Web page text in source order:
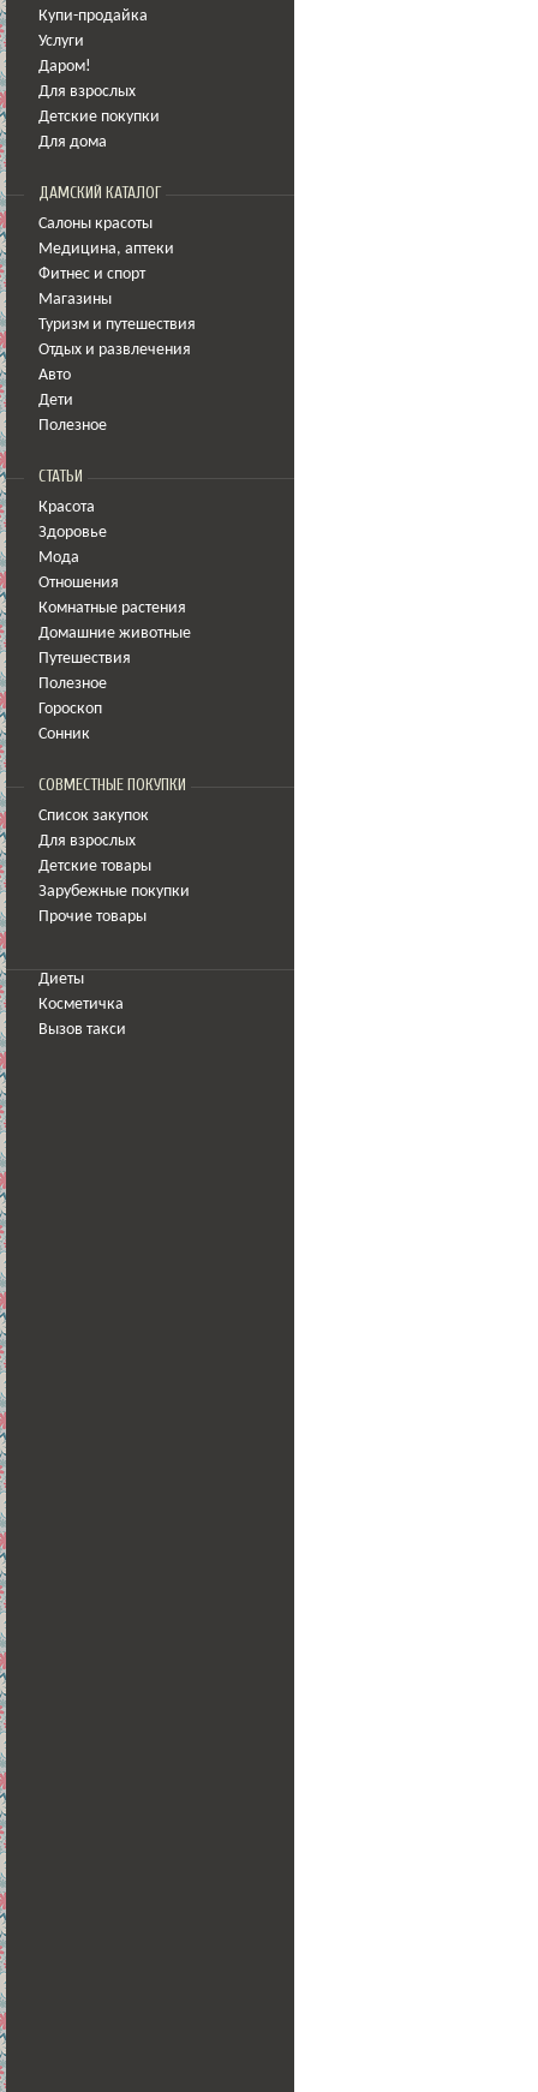
Купи-продайка
Услуги
Даром!
Для взрослых
Детские покупки
Для дома
ДАМСКИЙ КАТАЛОГ
Салоны красоты
Медицина, аптеки
Фитнес и спорт
Магазины
Туризм и путешествия
Отдых и развлечения
Авто
Дети
Полезное
СТАТЬИ
Красота
Здоровье
Мода
Отношения
Комнатные растения
Домашние животные
Путешествия
Полезное
Гороскоп
Сонник
СОВМЕСТНЫЕ ПОКУПКИ
Список закупок
Для взрослых
Детские товары
Зарубежные покупки
Прочие товары
Диеты
Косметичка
Вызов такси